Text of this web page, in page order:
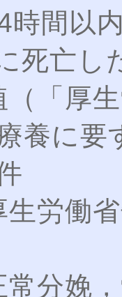
時間以
死亡し
（「厚
養に要
労働
常分娩